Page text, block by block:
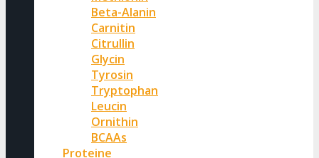
Beta-Alanin
Carnitin
Citrullin
Glycin
Tyrosin
Tryptophan
Leucin
Ornithin
BCAAs
Proteine